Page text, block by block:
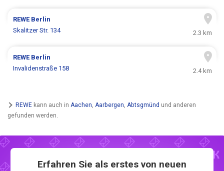
REWE Berlin
Skalitzer Str. 134
2.3 km
REWE Berlin
Invalidenstraße 158
2.4 km
REWE kann auch in Aachen, Aarbergen, Abtsgmünd und anderen
gefunden werden.
Erfahren Sie als erstes von neuen